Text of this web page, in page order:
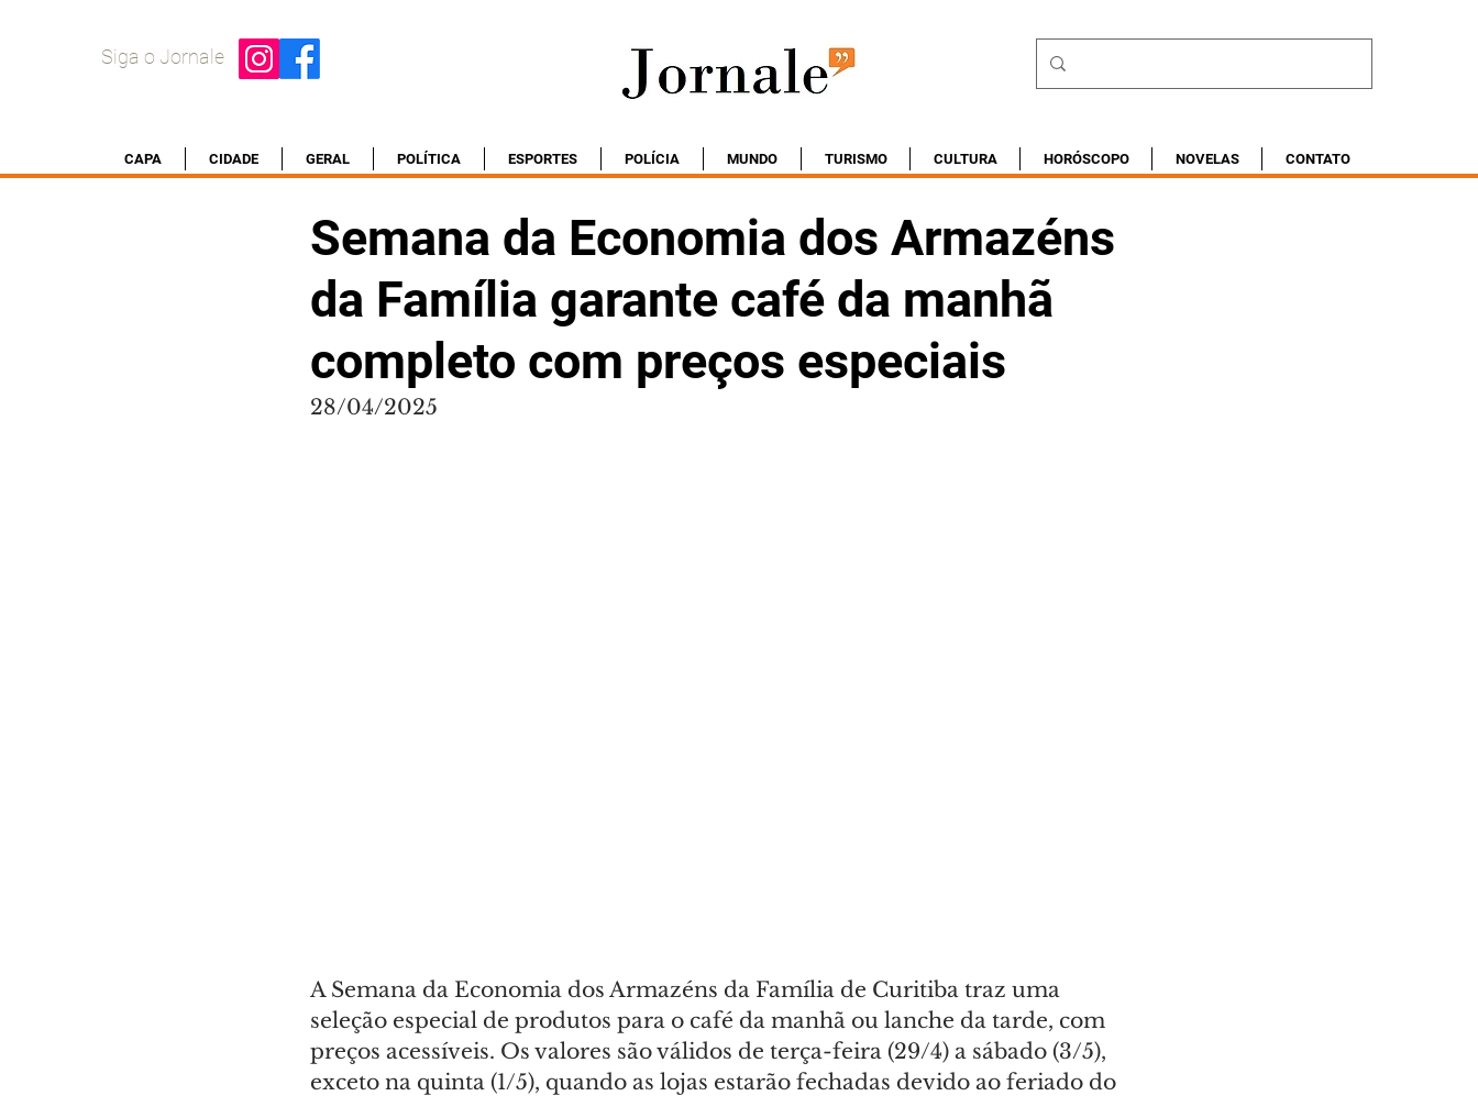
Siga o Jornale
CAPA CIDADE GERAL POLÍTICA ESPORTES POLÍCIA MUNDO TURISMO CULTURA HORÓSCOPO NOVELAS CONTATO
Semana da Economia dos Armazéns
da Família garante café da manhã
completo com preços especiais
28/04/2025
A Semana da Economia dos Armazéns da Família de Curitiba traz uma
seleção especial de produtos para o café da manhã ou lanche da tarde, com
preços acessíveis. Os valores são válidos de terça-feira (29/4) a sábado (3/5),
exceto na quinta (1/5), quando as lojas estarão fechadas devido ao feriado do